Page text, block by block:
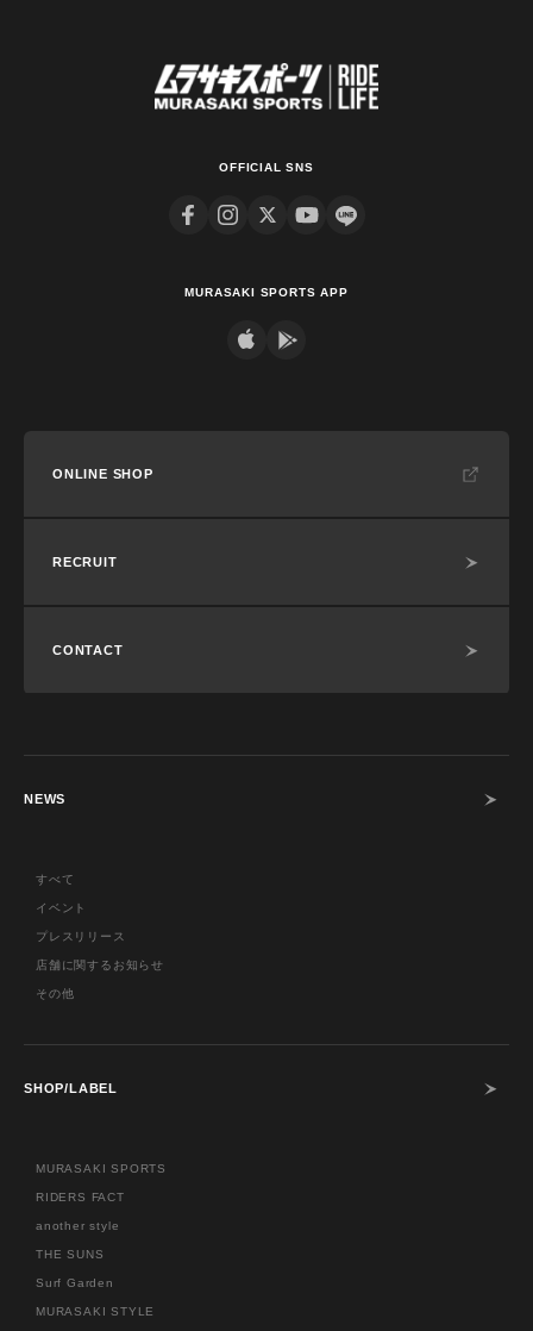
OFFICIAL SNS
MURASAKI SPORTS APP
ONLINE SHOP
RECRUIT
CONTACT
NEWS
すべて
イベント
プレスリリース
店舗に関するお知らせ
その他
SHOP/LABEL
MURASAKI SPORTS
RIDERS FACT
another style
THE SUNS
Surf Garden
MURASAKI STYLE